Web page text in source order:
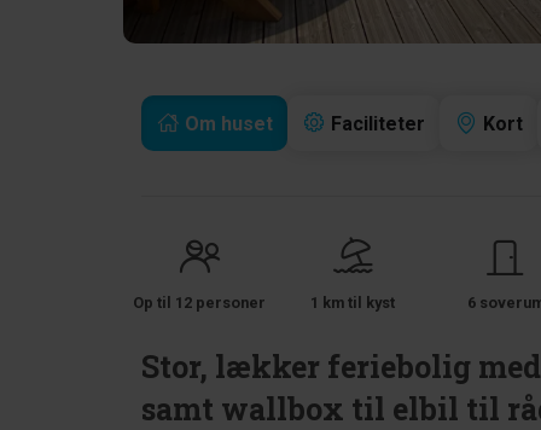
Om huset Faciliteter Kort
Op til 12 personer 1 km til kyst 6
Stor, lækker feriebolig
samt wallbox til elbil til